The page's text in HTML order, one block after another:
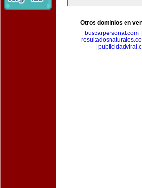
Otros dominios en
buscarpersonal.com|